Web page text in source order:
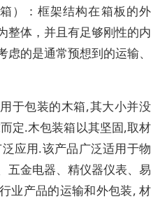
）：框架结构在箱板的外
整体，并且有足够刚性的内
的是通常预想到的运输、
于包装的木箱,其大小并没
定.木包装箱以其坚固,取材
应用.该产品广泛适用于物
五金电器、精仪器仪表、易
业产品的运输和外包装, 材